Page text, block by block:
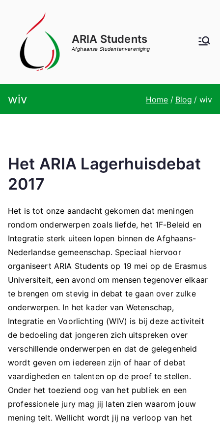
inhoud
ARIA Students
Afghaanse Studentenvereniging
wiv Home Blog wiv
Het ARIA Lagerhuisdebat
2017
Het is tot onze aandacht gekomen dat meningen
rondom onderwerpen zoals liefde, het 1F-Beleid en
Integratie sterk uiteen lopen binnen de Afghaans-
Nederlandse gemeenschap. Speciaal hiervoor
organiseert ARIA Students op 19 mei op de Erasmus
Universiteit, een avond om mensen tegenover elkaar
te brengen om stevig in debat te gaan over zulke
onderwerpen. In het kader van Wetenschap,
Integratie en Voorlichting (WIV) is bij deze activiteit
de bedoeling dat jongeren zich uitspreken over
verschillende onderwerpen en dat de gelegenheid
wordt geven om iedereen zijn of haar of debat
vaardigheden en talenten op de proef te stellen.
Onder het toeziend oog van het publiek en een
professionele jury mag jij laten zien waarom jouw
mening telt. Wellicht wordt jij na verloop van het